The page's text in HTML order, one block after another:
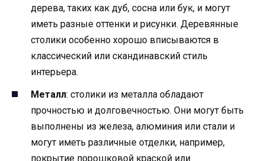
дерева, таких как дуб, сосна или бук, и могут
иметь разные оттенки и рисунки. Деревянные
столики особенно хорошо вписываются в
классический или скандинавский стиль
интерьера.
Металл: столики из металла обладают
прочностью и долговечностью. Они могут быть
выполнены из железа, алюминия или стали и
могут иметь различные отделки, например,
покрытие порошковой краской или